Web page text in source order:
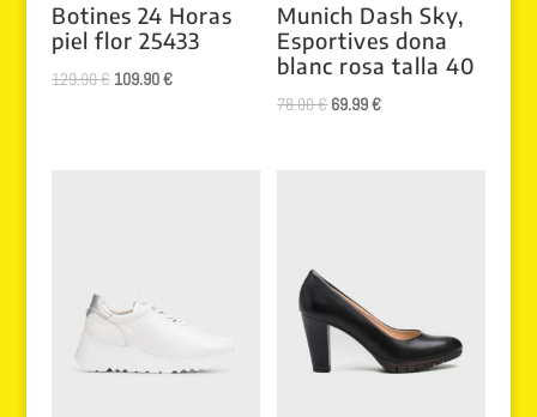
Botines 24 Horas
piel flor 25433
129.90€ El
109.90€El
Munich Dash Sky,
Esportives dona
blanc rosa talla 40
78.00€ El
69.99€El